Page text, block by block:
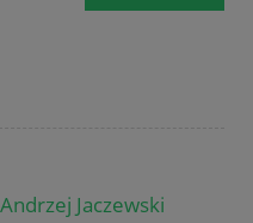
Jaczewski